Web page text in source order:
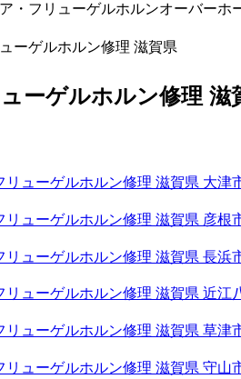
・フリューゲルホルンオーバーホ
ーゲルホルン修理 滋
リューゲルホルン修理 滋賀県 大津
リューゲルホルン修理 滋賀県 彦根
リューゲルホルン修理 滋賀県 長浜
リューゲルホルン修理 滋賀県 近江
リューゲルホルン修理 滋賀県 草津
リューゲルホルン修理 滋賀県 守山